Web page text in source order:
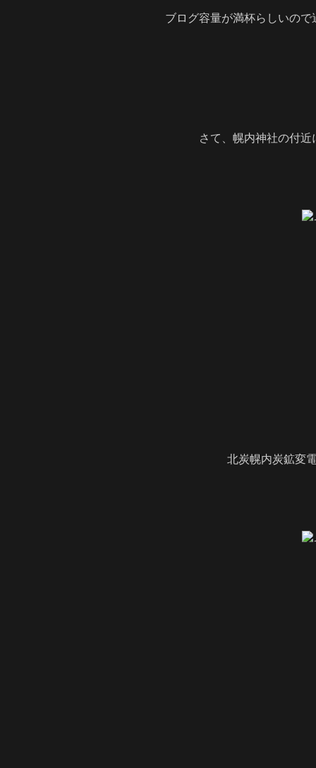
ブログ容量が満杯らしいの
さて、幌内神社の付
北炭幌内炭鉱変